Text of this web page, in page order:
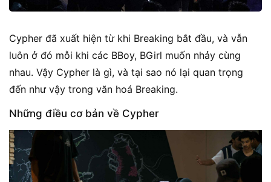
Cypher đã xuất hiện từ khi Breaking bắt đầu, và vẫn
luôn ở đó mỗi khi các BBoy, BGirl muốn nhảy cùng
nhau. Vậy Cypher là gì, và tại sao nó lại quan trọng
đến như vậy trong văn hoá Breaking.
Những điều cơ bản về Cypher